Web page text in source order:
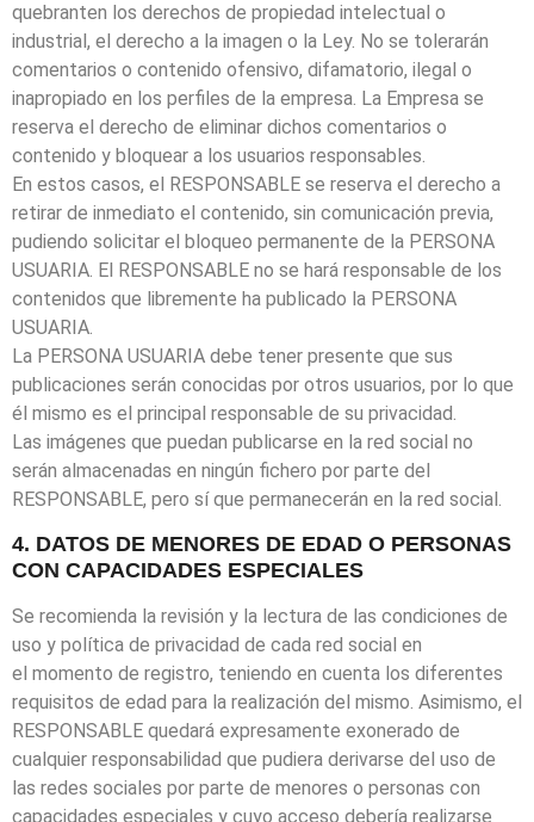
quebranten los derechos de propiedad intelectual o
industrial, el derecho a la imagen o la Ley. No se tolerarán
comentarios o contenido ofensivo, difamatorio, ilegal o
inapropiado en los perfiles de la empresa. La Empresa se
reserva el derecho de eliminar dichos comentarios o
contenido y bloquear a los usuarios responsables.
En estos casos, el RESPONSABLE se reserva el derecho a
retirar de inmediato el contenido, sin comunicación previa,
pudiendo solicitar el bloqueo permanente de la PERSONA
USUARIA. El RESPONSABLE no se hará responsable de los
contenidos que libremente ha publicado la PERSONA
USUARIA.
La PERSONA USUARIA debe tener presente que sus
publicaciones serán conocidas por otros usuarios, por lo que
él mismo es el principal responsable de su privacidad.
Las imágenes que puedan publicarse en la red social no
serán almacenadas en ningún fichero por parte del
RESPONSABLE, pero sí que permanecerán en la red social.
4. DATOS DE MENORES DE EDAD O PERSONAS
CON CAPACIDADES ESPECIALES
Se recomienda la revisión y la lectura de las condiciones de
uso y política de privacidad de cada red social en
el momento de registro, teniendo en cuenta los diferentes
requisitos de edad para la realización del mismo. Asimismo, el
RESPONSABLE quedará expresamente exonerado de
cualquier responsabilidad que pudiera derivarse del uso de
las redes sociales por parte de menores o personas con
capacidades especiales y cuyo acceso debería realizarse